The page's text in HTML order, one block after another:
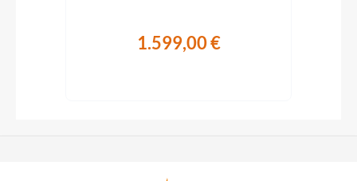
1.599,00 €